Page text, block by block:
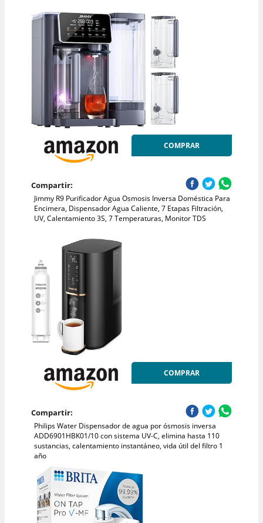
COMPRAR
Compartir:
Jimmy R9 Purificador Agua Osmosis Inversa Doméstica Para
Encimera, Dispensador Agua Caliente, 7 Etapas Filtración,
UV, Calentamiento 3S, 7 Temperaturas, Monitor TDS
COMPRAR
Compartir:
Philips Water Dispensador de agua por ósmosis inversa
ADD6901HBK01/10 con sistema UV-C, elimina hasta 110
sustancias, calentamiento instantáneo, vida útil del filtro 1
año